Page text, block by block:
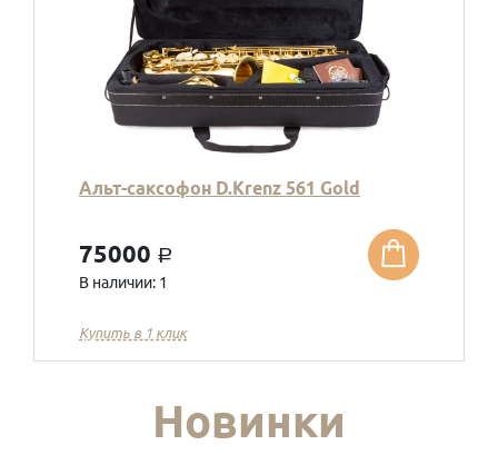
Альт-саксофон D.Krenz 561 Gold
75000 a
В наличии: 1
Купить в 1 клик
Новинки